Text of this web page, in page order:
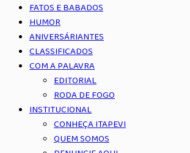
FATOS E BABADOS
HUMOR
ANIVERSÁRIANTES
CLASSIFICADOS
COM A PALAVRA
EDITORIAL
RODA DE FOGO
INSTITUCIONAL
CONHEÇA ITAPEVI
QUEM SOMOS